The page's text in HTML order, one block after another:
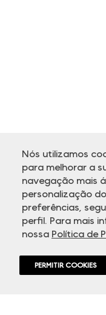
Nós utilizamos
para melhorar a
navegação mais
personalização
preferências,
perfil. Para mais
nossa Política de
PERMITIR COOKIES